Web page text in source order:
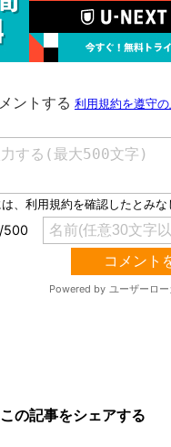
この記事をシェアする